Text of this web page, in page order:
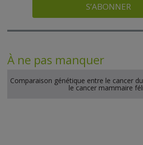
S’ABONNER
À ne pas manquer
Comparaison génétique entre le cancer
le cancer mammaire